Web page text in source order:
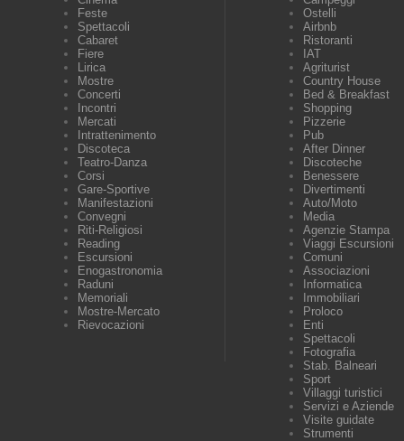
Feste
Spettacoli
Cabaret
Fiere
Lirica
Mostre
Concerti
Incontri
Mercati
Intrattenimento
Discoteca
Teatro-Danza
Corsi
Gare-Sportive
Manifestazioni
Convegni
Riti-Religiosi
Reading
Escursioni
Enogastronomia
Raduni
Memoriali
Mostre-Mercato
Rievocazioni
Ostelli
Airbnb
Ristoranti
IAT
Agriturist
Country House
Bed & Breakfast
Shopping
Pizzerie
Pub
After Dinner
Discoteche
Benessere
Divertimenti
Auto/Moto
Media
Agenzie Stampa
Viaggi Escursioni
Comuni
Associazioni
Informatica
Immobiliari
Proloco
Enti
Spettacoli
Fotografia
Stab. Balneari
Sport
Villaggi turistici
Servizi e Aziende
Visite guidate
Strumenti